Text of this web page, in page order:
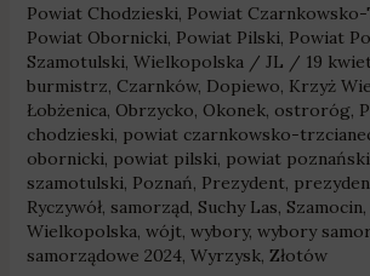
Powiat Chodzieski, Powiat
Powiat Obornicki, Powiat Pilski, Powiat
Szamotulski, Wielkopolska/ JL / 19
burmistrz, Czarnków, Dopiewo, Krzyż
Łobżenica, Obrzycko, Okonek, ostroróg,
chodzieski, powiat czarnkowsko-
obornicki, powiat pilski, powiat poznański
szamotulski, Poznań, Prezydent,
Ryczywół, samorząd, Suchy Las, Szamocin,
Wielkopolska, wójt, wybory, wybory
samorządowe 2024, Wyrzysk, Złotów